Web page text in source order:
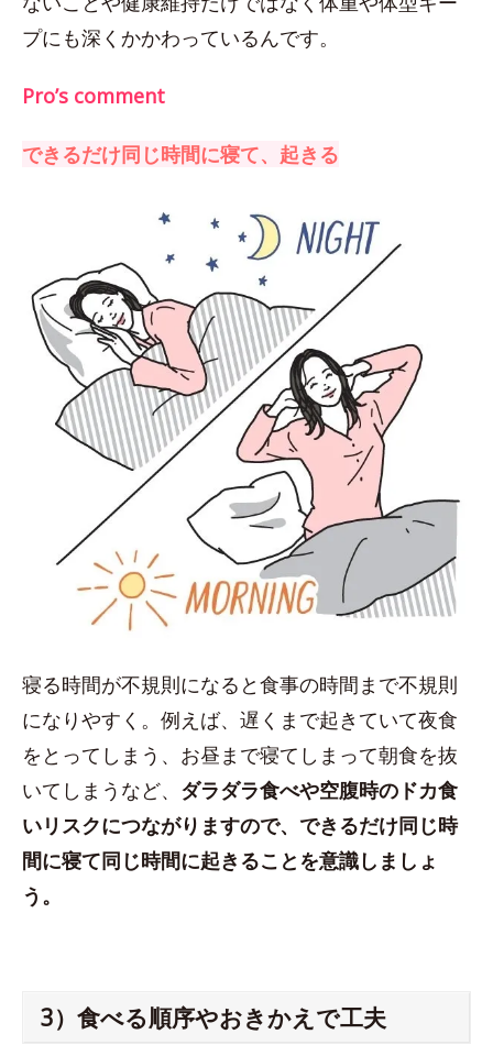
プにも深くかかわっているんです。
Pro’s comment
できるだけ同じ時間に寝て、起きる
寝る時間が不規則になると食事の時間まで不規則
になりやすく。例えば、遅くまで起きていて夜食
をとってしまう、お昼まで寝てしまって朝食を抜
いてしまうなど、 ダラダラ食べや空腹時のドカ食
いリスクにつながりますので、できるだけ同じ時
間に寝て同じ時間に起きることを意識しましょ
う。
3）食べる順序やおきかえで工夫